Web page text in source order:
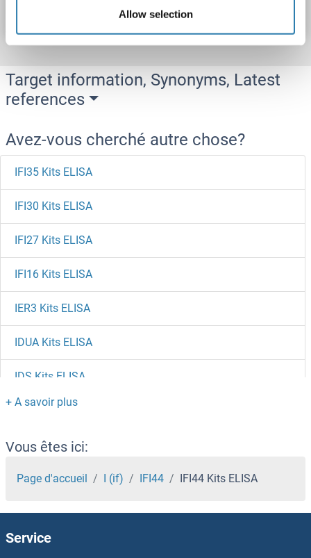
Allow selection
Fiche technique
Target information, Synonyms, Latest
references
Avez-vous cherché autre chose?
IFI35 Kits ELISA
IFI30 Kits ELISA
IFI27 Kits ELISA
IFI16 Kits ELISA
IER3 Kits ELISA
IDUA Kits ELISA
IDS Kits ELISA
IDO2 Kits ELISA
IDO1 Kits ELISA
IDO Kits ELISA
IDI1 Kits ELISA
IDH3A Kits ELISA
Vous êtes ici:
Page d'accueil I (if) IFI44 IFI44 Kits ELISA
Service